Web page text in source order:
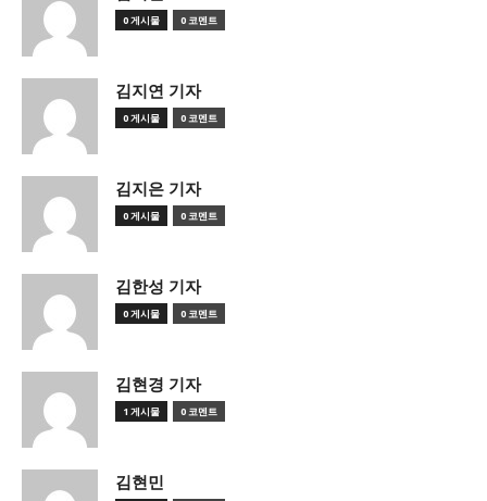
0 게시물 0 코멘트
김지연 기자
0 게시물 0 코멘트
김지은 기자
0 게시물 0 코멘트
김한성 기자
0 게시물 0 코멘트
김현경 기자
1 게시물 0 코멘트
김현민